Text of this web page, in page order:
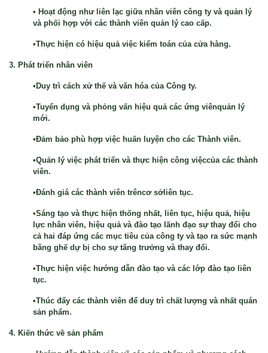
• Hoạt động như liên lạc giữa nhân viên công ty và quản lý
và phối hợp với các thành viên quản lý cao cấp.
•Thực hiện có hiệu quả việc kiểm toán của cửa hàng.
3. Phát triển nhân viên
•Duy trì cách xử thế và văn hóa của Công ty.
•Tuyển dụng và phỏng vấn hiệu quả các ứng viênquản lý
mới.
•Đảm bảo phù hợp việc huấn luyện cho các Thành viên.
•Quản lý việc phát triển và thực hiện công việccủa các thành
viên.
•Đánh giá các thành viên trêncơ sởliên tục.
•Sáng tạo và thực hiện thống nhất, liên tục, hiệu quả, hiệu
lực nhân viên, hiệu quả và đào tạo lãnh đạo sự thay đổi cho
cả hai đáp ứng các mục tiêu của công ty và tạo ra sức mạnh
băng ghế dự bị cho sự tăng trưởng và thay đổi.
•Thực hiện việc hướng dẫn đào tạo và các lớp đào tạo liên
tục.
•Thúc đẩy các thành viên để duy trì chất lượng và nhất quán
sản phẩm.
4. Kiến thức về sản phẩm